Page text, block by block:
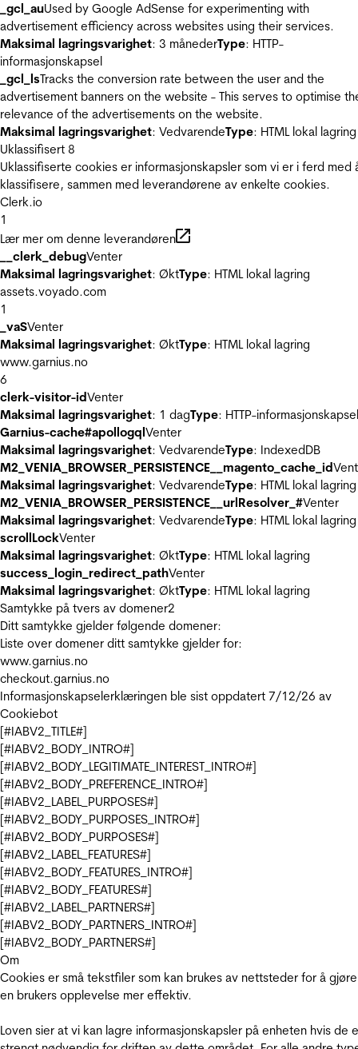
_gcl_auUsed by Google AdSense for experimenting with
advertisement efficiency across websites using their services.
Maksimal lagringsvarighet: 3 månederType: HTTP-
informasjonskapsel
_gcl_lsTracks the conversion rate between the user and the
advertisement banners on the website - This serves to optimise
relevance of the advertisements on the website.
Maksimal lagringsvarighet: VedvarendeType: HTML lokal lagring
Uklassifisert 8
Uklassifiserte cookies er informasjonskapsler som vi er i ferd med
klassifisere, sammen med leverandørene av enkelte cookies.
Clerk.io
1
Lær mer om denne leverandøren
__clerk_debugVenter
Maksimal lagringsvarighet: ØktType: HTML lokal lagring
assets.voyado.com
1
_vaSVenter
Maksimal lagringsvarighet: ØktType: HTML lokal lagring
www.garnius.no
6
clerk-visitor-idVenter
Maksimal lagringsvarighet: 1 dagType: HTTP-informasjonskapsel
Garnius-cache#apollogqlVenter
Maksimal lagringsvarighet: VedvarendeType: IndexedDB
M2_VENIA_BROWSER_PERSISTENCE__magento_cache_id
Maksimal lagringsvarighet: VedvarendeType: HTML lokal lagring
M2_VENIA_BROWSER_PERSISTENCE__urlResolver_#Venter
Maksimal lagringsvarighet: VedvarendeType: HTML lokal lagring
scrollLockVenter
Maksimal lagringsvarighet: ØktType: HTML lokal lagring
success_login_redirect_pathVenter
Maksimal lagringsvarighet: ØktType: HTML lokal lagring
Samtykke på tvers av domener2
Ditt samtykke gjelder følgende domener:
Liste over domener ditt samtykke gjelder for:
www.garnius.no
checkout.garnius.no
Informasjonskapselerklæringen ble sist oppdatert 7/12/26 av
Cookiebot
[#IABV2_TITLE#]
[#IABV2_BODY_INTRO#]
[#IABV2_BODY_LEGITIMATE_INTEREST_INTRO#]
[#IABV2_BODY_PREFERENCE_INTRO#]
[#IABV2_LABEL_PURPOSES#]
[#IABV2_BODY_PURPOSES_INTRO#]
[#IABV2_BODY_PURPOSES#]
[#IABV2_LABEL_FEATURES#]
[#IABV2_BODY_FEATURES_INTRO#]
[#IABV2_BODY_FEATURES#]
[#IABV2_LABEL_PARTNERS#]
[#IABV2_BODY_PARTNERS_INTRO#]
[#IABV2_BODY_PARTNERS#]
Om
Cookies er små tekstfiler som kan brukes av nettsteder for å gjøre
en brukers opplevelse mer effektiv.
Loven sier at vi kan lagre informasjonskapsler på enheten hvis de